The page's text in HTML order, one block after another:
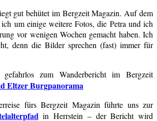
gut behütet im Bergzeit Magazin. Auf dem
ich um einige weitere Fotos, die Petra und ich
vor wenigen Wochen gemacht haben. Ich
denn die Bilder sprechen (fast) immer für
zum Wanderbericht im Bergzeit
Eltzer Burgpanorama
fürs Bergzeit Magazin führte uns zur
in Herrstein – der Bericht wird